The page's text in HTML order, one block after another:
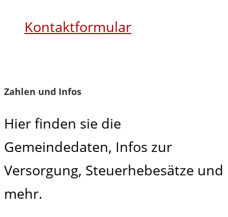
Kontaktformular
Zahlen und Infos
Hier finden sie die
Gemeindedaten, Infos zur
Versorgung, Steuerhebesätze und
mehr.